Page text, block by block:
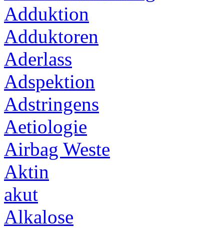
Adduktion
Adduktoren
Aderlass
Adspektion
Adstringens
Aetiologie
Airbag Weste
Aktin
akut
Alkalose